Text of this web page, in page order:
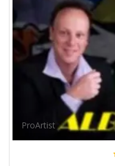
ProArtist